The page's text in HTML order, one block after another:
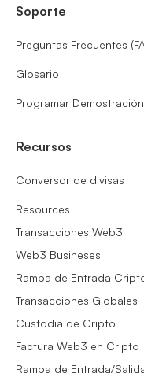
Soporte
Preguntas Frecuentes
Glosario
Programar Demostración
Recursos
Conversor de divisas
Resources
Transacciones Web3
Web3 Busineses
Rampa de Entrada
Transacciones Globales
Custodia de Cripto
Factura Web3 en Cripto
Rampa de Entrada/